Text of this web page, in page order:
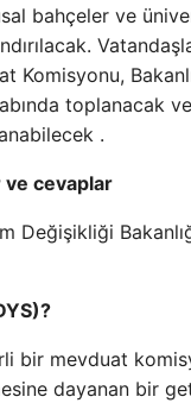
bahçeler ve
toplanacak
.
ve cevaplar
Değişikliği
bir mevduat
dayanan bir